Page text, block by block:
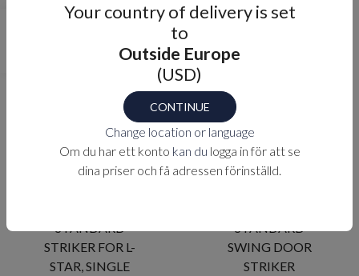
Your country of delivery is set
to
Outside Europe
(USD)
CONTINUE
Change location or language
Om du har ett konto kan du logga in för att se
dina priser och få adressen förinställd.
SLIM SLIDE
OS-02-100-10
SMALL
OS-04-100-10
STRIKER FOR L-
STAR, SINGLE
SWING DOOR
STRIKER